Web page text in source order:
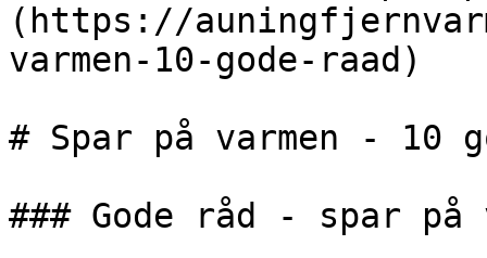
(https://
varmen-10-gode-raad)
# Spar på varmen - 10
### Gode råd - spar på